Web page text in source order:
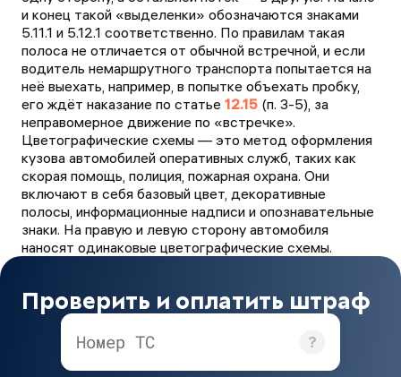
и конец такой «выделенки» обозначаются знаками
5.11.1 и 5.12.1 соответственно. По правилам такая
полоса не отличается от обычной встречной, и если
водитель немаршрутного транспорта попытается на
неё выехать, например, в попытке объехать пробку,
его ждёт наказание по статье 12.15 (п. 3-5), за
неправомерное движение по «встречке».
Цветографические схемы — это метод оформления
кузова автомобилей оперативных служб, таких как
скорая помощь, полиция, пожарная охрана. Они
включают в себя базовый цвет, декоративные
полосы, информационные надписи и опознавательные
знаки. На правую и левую сторону автомобиля
наносят одинаковые цветографические схемы.
Проверить и оплатить штраф
Номер ТС